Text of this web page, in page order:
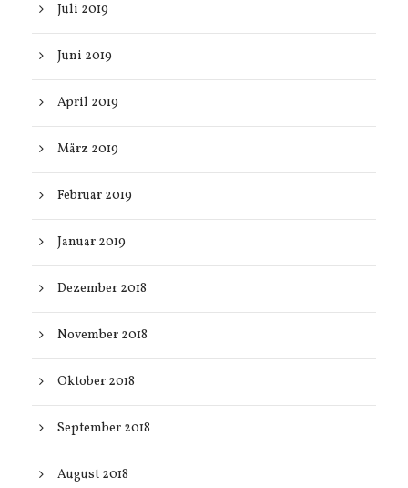
Juli 2019
Juni 2019
April 2019
März 2019
Februar 2019
Januar 2019
Dezember 2018
November 2018
Oktober 2018
September 2018
August 2018